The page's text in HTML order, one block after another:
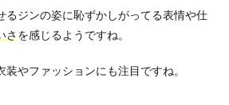
るジンの姿に恥ずかしがってる表情や仕
さ を感じるようですね。
やファッションにも注目ですね。